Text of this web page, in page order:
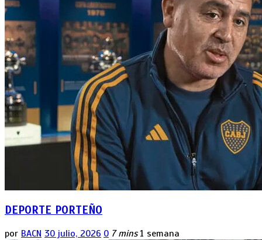
DEPORTE PORTEÑO
por BACN 30 julio, 2026 0 7 mins 1 semana